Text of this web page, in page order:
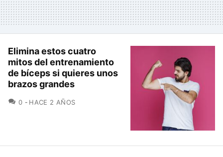
Elimina estos cuatro
mitos del entrenamiento
de bíceps si quieres unos
brazos grandes
0 COMENTARIOS
HACE 2 AÑOS